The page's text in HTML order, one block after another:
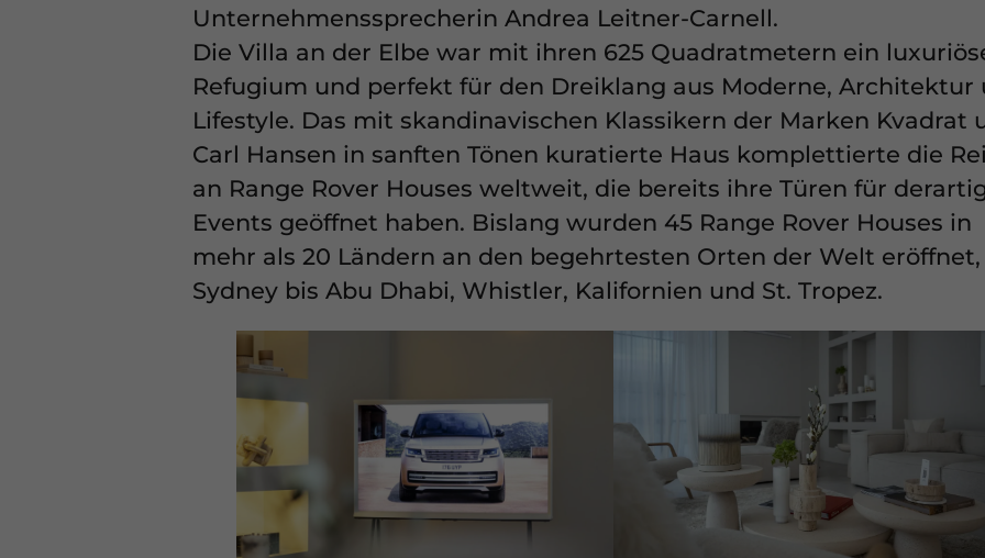
Unternehmenssprecherin Andrea Leitner-Carnell.
Die Villa an der Elbe war mit ihren 625 Quadratmetern ein
Refugium und perfekt für den Dreiklang aus Moderne, Architektur
Lifestyle. Das mit skandinavischen Klassikern der Marken Kvadrat
Carl Hansen in sanften Tönen kuratierte Haus komplettierte die
an Range Rover Houses weltweit, die bereits ihre Türen für
Events geöffnet haben. Bislang wurden 45 Range Rover Houses in
mehr als 20 Ländern an den begehrtesten Orten der Welt eröffnet,
Sydney bis Abu Dhabi, Whistler, Kalifornien und St. Tropez.